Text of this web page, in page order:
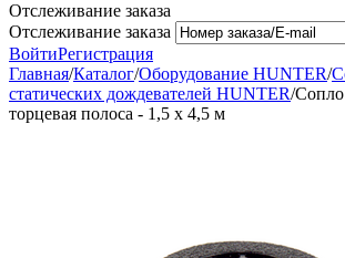
Отслеживание заказа
Отслеживание заказа
ВойтиРегистрация
Главная/Каталог/Оборудование HUNTER/
статических дождевателей HUNTER/
торцевая полоса - 1,5 x 4,5 м